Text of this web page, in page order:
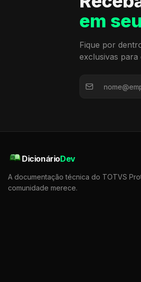
em
Fique por
exclusivas para
DicionárioDev
A documentação técnica do TOTVS
comunidade merece.